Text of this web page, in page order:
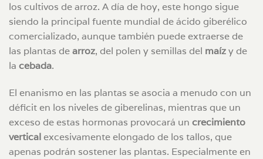
los cultivos de arroz. A día de hoy, este hongo sigue
siendo la principal fuente mundial de ácido giberélico
comercializado, aunque también puede extraerse de
las plantas dearroz, del polen y semillas del maízy de
la cebada.
El enanismo en las plantas se asocia a menudo con un
déficit en los niveles de giberelinas, mientras que un
exceso de estas hormonas provocará un crecimiento
vertical excesivamente elongado de los tallos, que
apenas podrán sostener las plantas. Especialmente en